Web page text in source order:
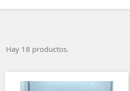
Hay 18 productos.